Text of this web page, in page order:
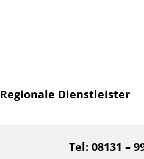
Regionale Dienstleister
Tel: 08131 –